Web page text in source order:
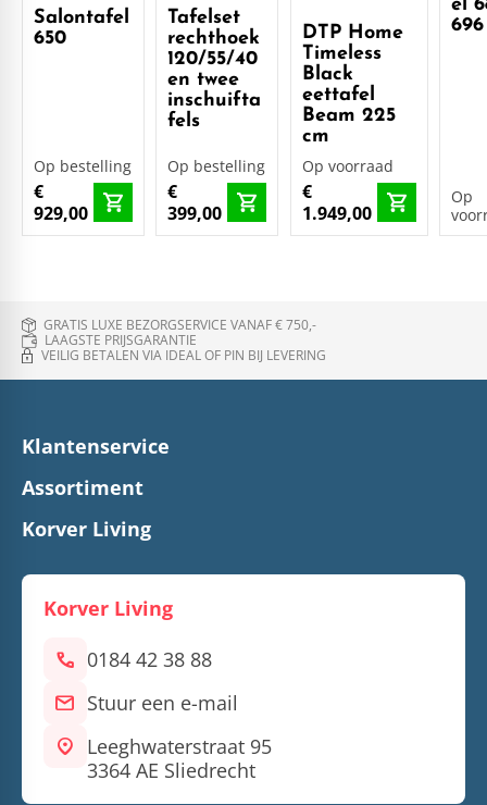
Salontafel
650
Op bestelling
€
929,00
Tafelset
rechthoek
120/55/40
en twee
inschuifta
fels
Op bestelling
€
399,00
DTP Home
Timeless
Black
eettafel
Beam 225
cm
Op voorraad
€
1.949,00
el
696
Op
GRATIS LUXE BEZORGSERVICE VANAF € 750,-
LAAGSTE PRIJSGARANTIE
VEILIG BETALEN VIA IDEAL OF PIN BIJ LEVERING
Klantenservice
Assortiment
Korver Living
Korver Living
call 0184 42 38 88
mail Stuur een e-mail
location_on Leeghwaterstraat 95
3364 AE Sliedrecht